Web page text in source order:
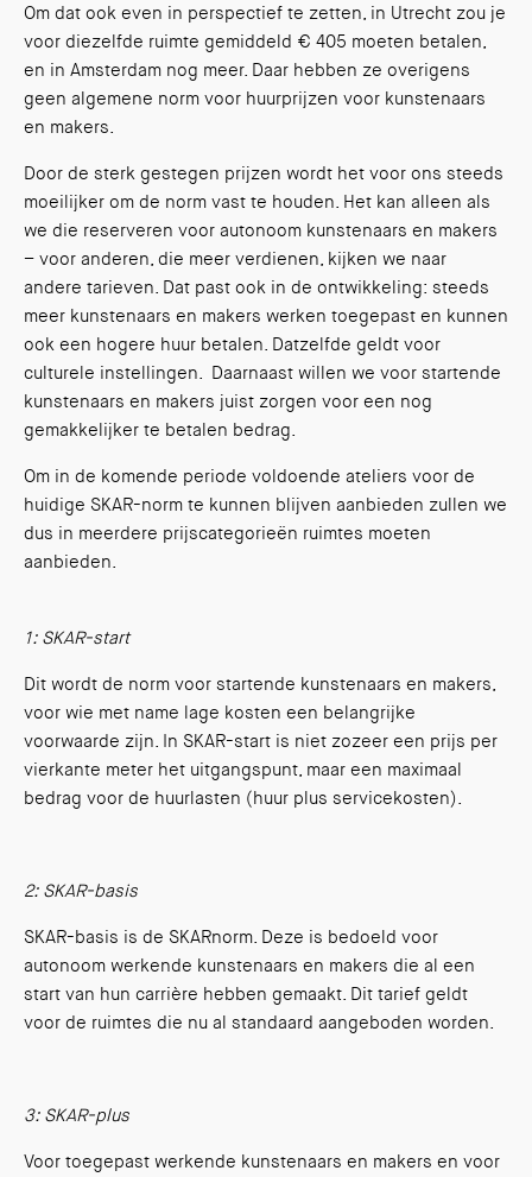
Om dat ook even in perspectief te zetten, in Utrecht zou je
voor diezelfde ruimte gemiddeld € 405 moeten betalen,
en in Amsterdam nog meer. Daar hebben ze overigens
geen algemene norm voor huurprijzen voor kunstenaars
en makers.
Door de sterk gestegen prijzen wordt het voor ons steeds
moeilijker om de norm vast te houden. Het kan alleen als
we die reserveren voor autonoom kunstenaars en makers
– voor anderen, die meer verdienen, kijken we naar
andere tarieven. Dat past ook in de ontwikkeling: steeds
meer kunstenaars en makers werken toegepast en kunnen
ook een hogere huur betalen. Datzelfde geldt voor
culturele instellingen. Daarnaast willen we voor startende
kunstenaars en makers juist zorgen voor een nog
gemakkelijker te betalen bedrag.
Om in de komende periode voldoende ateliers voor de
huidige SKAR-norm te kunnen blijven aanbieden zullen we
dus in meerdere prijscategorieën ruimtes moeten
aanbieden.
1: SKAR-start
Dit wordt de norm voor startende kunstenaars en makers,
voor wie met name lage kosten een belangrijke
voorwaarde zijn. In SKAR-start is niet zozeer een prijs per
vierkante meter het uitgangspunt, maar een maximaal
bedrag voor de huurlasten (huur plus servicekosten).
2: SKAR-basis
SKAR-basis is de SKARnorm. Deze is bedoeld voor
autonoom werkende kunstenaars en makers die al een
start van hun carrière hebben gemaakt. Dit tarief geldt
voor de ruimtes die nu al standaard aangeboden worden.
3: SKAR-plus
Voor toegepast werkende kunstenaars en makers en voor